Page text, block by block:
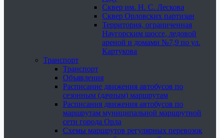
Сквер им. Н. С. Лескова
Сквер Орловских партизан
Территория, ограниченная
Наугорским шоссе, ледовой
ареной и домами №7,9 по ул.
Картукова
Транспорт
Транспорт
Объявления
Расписание движения автобусов по
сезонным (дачным) маршрутам
Расписания движения автобусов по
маршрутам муниципальной маршрутной
сети города Орла
Схемы маршрутов регулярных перевозок